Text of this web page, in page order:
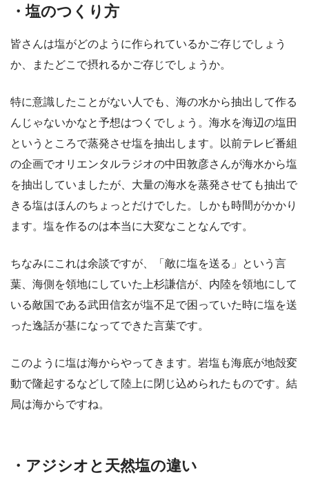
・塩のつくり方
皆さんは塩がどのように作られているかご存じでしょう
か、またどこで摂れるかご存じでしょうか。
特に意識したことがない人でも、海の水から抽出して作る
んじゃないかなと予想はつくでしょう。海水を海辺の塩田
というところで蒸発させ塩を抽出します。以前テレビ番組
の企画でオリエンタルラジオの中田敦彦さんが海水から塩
を抽出していましたが、大量の海水を蒸発させても抽出で
きる塩はほんのちょっとだけでした。しかも時間がかかり
ます。塩を作るのは本当に大変なことなんです。
ちなみにこれは余談ですが、「敵に塩を送る」という言
葉、海側を領地にしていた上杉謙信が、内陸を領地にして
いる敵国である武田信玄が塩不足で困っていた時に塩を送
った逸話が基になってできた言葉です。
このように塩は海からやってきます。岩塩も海底が地殻変
動で隆起するなどして陸上に閉じ込められたものです。結
局は海からですね。
・アジシオと天然塩の違い